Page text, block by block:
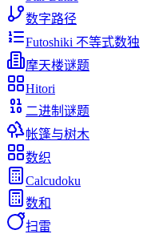
数字路径
Futoshiki 不等式数独
摩天楼谜题
Hitori
二进制谜题
帐篷与树木
数织
Calcudoku
数和
扫雷